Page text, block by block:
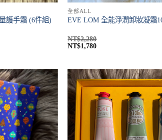
護手霜 (6件組)
全部ALL
EVE LOM 全能淨潤卸妝凝霜
NT$2,280
NT$1,780